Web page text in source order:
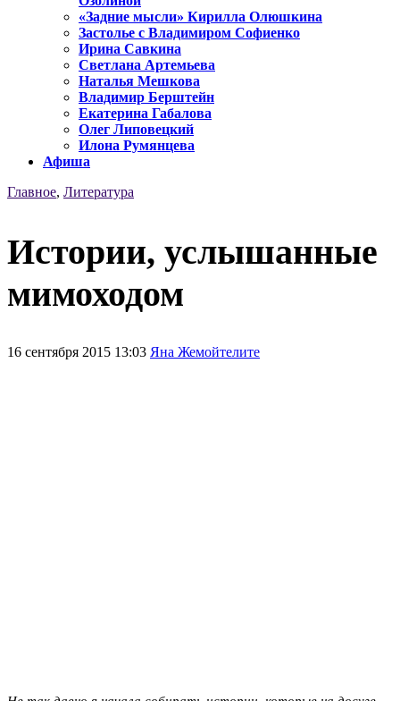
«Задние мысли» Кирилла Олюшкина
Застолье с Владимиром Софиенко
Ирина Савкина
Светлана Артемьева
Наталья Мешкова
Владимир Берштейн
Екатерина Габалова
Олег Липовецкий
Илона Румянцева
Афиша
Главное, Литература
Истории, услышанные
мимоходом
16 сентября 2015 13:03 Яна Жемойтелите